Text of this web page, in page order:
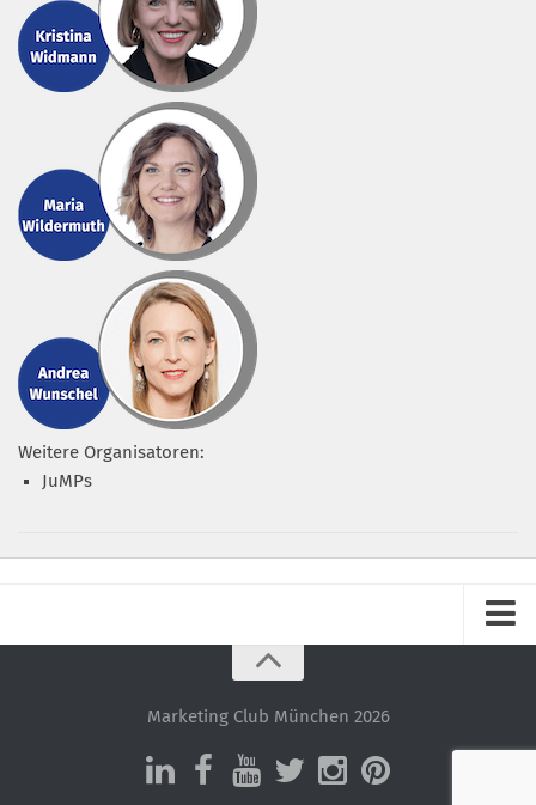
Weitere Organisatoren:
JuMPs
Datenschutz – ganz einfach!
Datenschutzerklärung
Marketing Club München 2026